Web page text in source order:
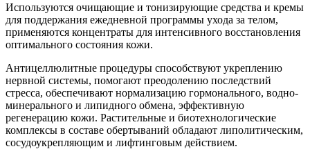
Используются очищающие и тонизирующие средства и кремы
для поддержания ежедневной программы ухода за телом,
применяются концентраты для интенсивного восстановления
оптимального состояния кожи.
Антицеллюлитные процедуры способствуют укреплению
нервной системы, помогают преодолению последствий
стресса, обеспечивают нормализацию гормонального, водно-
минерального и липидного обмена, эффективную
регенерацию кожи. Растительные и биотехнологические
комплексы в составе обертываний обладают липолитическим,
сосудоукрепляющим и лифтинговым действием.